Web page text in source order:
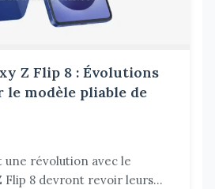
Z Flip 8 : Évolutions
le modèle pliable de
une révolution avec le
Flip 8 devront revoir leurs...